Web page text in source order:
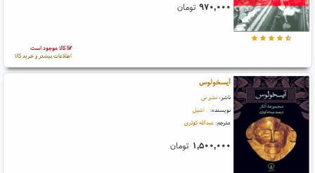
۹۷۰,۰۰۰ تومان
کالا موجود است
اطلاعات بیشتر و خرید کالا
آیسخولوس
ناشر: نشر نی
نویسنده: . اشیل
مترجم: عبدالله کوثری
۱,۵۰۰,۰۰۰ تومان